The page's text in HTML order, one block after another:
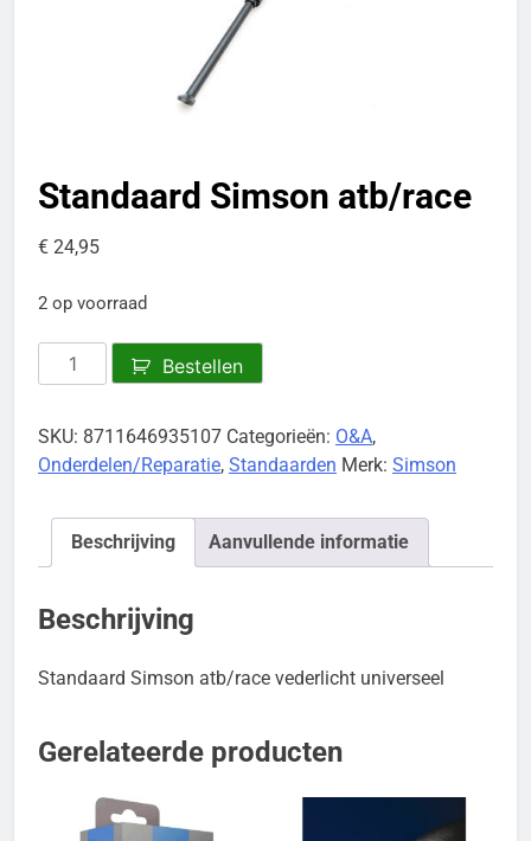
Standaard Simson atb/race
€ 24,95
2 op voorraad
Standaard
Simson
aantal
Bestellen
SKU: 8711646935107 Categorieën: O&A,
Onderdelen/Reparatie, Standaarden Merk: Simson
Beschrijving Aanvullende informatie
Beschrijving
Standaard Simson atb/race vederlicht universeel
Gerelateerde producten